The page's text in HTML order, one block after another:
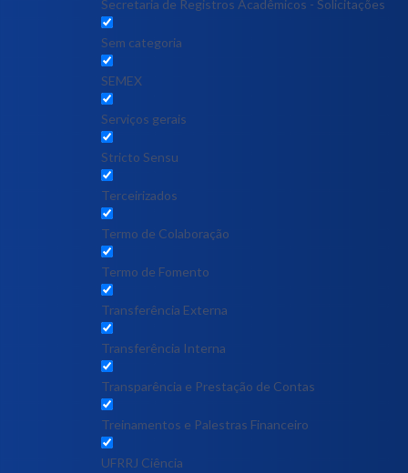
Secretaria de Registros Acadêmicos - Solicitações
Sem categoria
SEMEX
Serviços gerais
Stricto Sensu
Terceirizados
Termo de Colaboração
Termo de Fomento
Transferência Externa
Transferência Interna
Transparência e Prestação de Contas
Treinamentos e Palestras Financeiro
UFRRJ Ciência